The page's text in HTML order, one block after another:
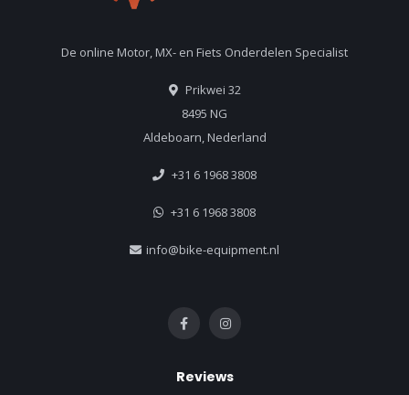
De online Motor, MX- en Fiets Onderdelen Specialist
Prikwei 32
8495 NG
Aldeboarn, Nederland
+31 6 1968 3808
+31 6 1968 3808
info@bike-equipment.nl
Reviews